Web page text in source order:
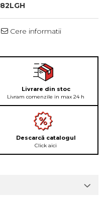
82LGH
Cere informatii
Livrare din stoc
Livram comenzile in max 24 h
Descarcă catalogul
Click aici